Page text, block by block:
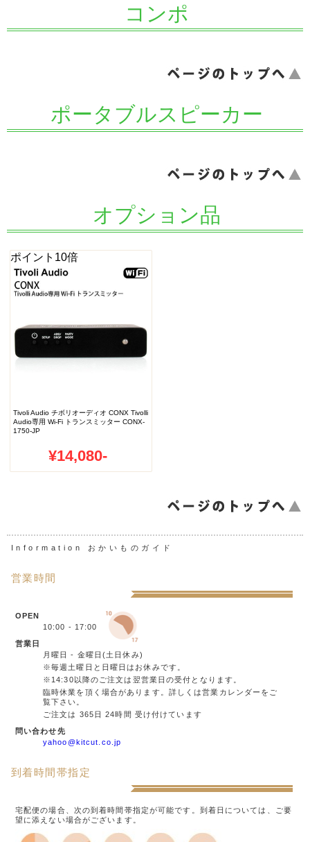
ページのトップへ
コンポ
ページのトップへ
ポータブルスピーカー
ページのトップへ
オプション品
ポイント10倍
Tivoli Audio チボリオーディオ CONX Tivolli
Audio専用 Wi-Fi トランスミッター CONX-
1750-JP
¥14,080-
ページのトップへ